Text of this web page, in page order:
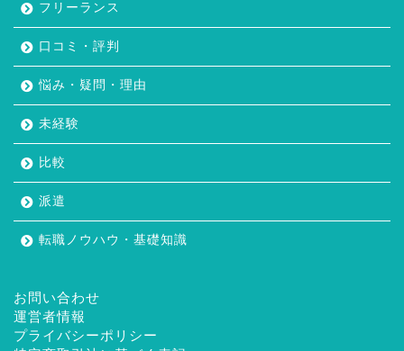
フリーランス
口コミ・評判
悩み・疑問・理由
未経験
比較
派遣
転職ノウハウ・基礎知識
お問い合わせ
運営者情報
プライバシーポリシー